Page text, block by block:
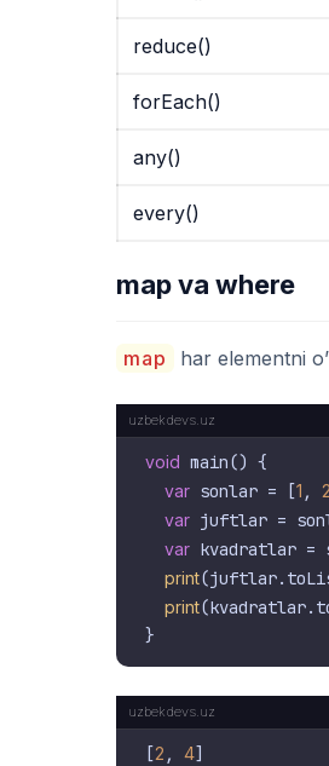
reduce()
forEach()
any()
every()
map va where
map har elementni
void main() {
var sonlar = [1 , 2
var juftlar =
var kvadratlar =
print
print
[2 , 4]